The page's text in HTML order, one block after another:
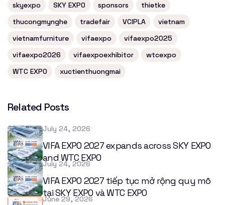
skyexpo
SKY EXPO sponsors
thietke
thucongmynghe
tradefair VCIPLA
vietnam
vietnamfurniture
vifaexpo
vifaexpo2025
vifaexpo2026
vifaexpoexhibitor
wtcexpo
WTC EXPO
xuctienthuongmai
Related Posts
July 24, 2026
VIFA EXPO 2027 expands across SKY EXPO
and WTC EXPO
July 24, 2026
VIFA EXPO 2027 tiếp tục mở rộng quy mô
tại SKY EXPO và WTC EXPO
June 29, 2026